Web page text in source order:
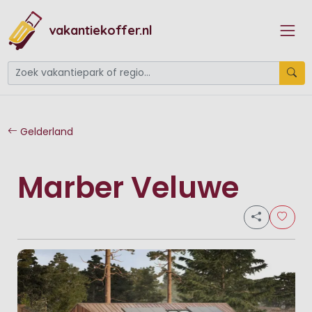
vakantiekoffer.nl
Gelderland
Marber Veluwe